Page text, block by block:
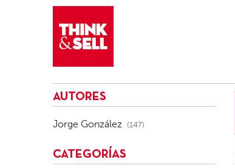
AUTORES
Jorge González (147)
CATEGORÍAS